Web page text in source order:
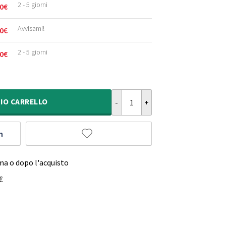
€ 2 - 5 giorni
€ Avvisami!
€ 2 - 5 giorni
CARRELLO
o dopo l'acquisto